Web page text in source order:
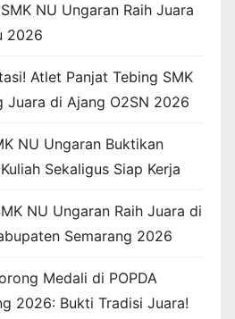
NU Ungaran Raih Juara
2026
Atlet Panjat Tebing SMK
Juara di Ajang O2SN 2026
NU Ungaran Buktikan
Sekaligus Siap Kerja
NU Ungaran Raih Juara di
Semarang 2026
Medali di POPDA
2026: Bukti Tradisi Juara!